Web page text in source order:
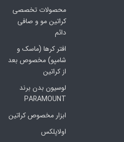
محصولات تخصصی
کراتین مو و صافی
دائم
افتر کرها (ماسک و
شامپو) مخصوص بعد
از کراتین
لوسیون بدن برند
PARAMOUNT
ابزار مخصوص کراتین
اولاپلکس